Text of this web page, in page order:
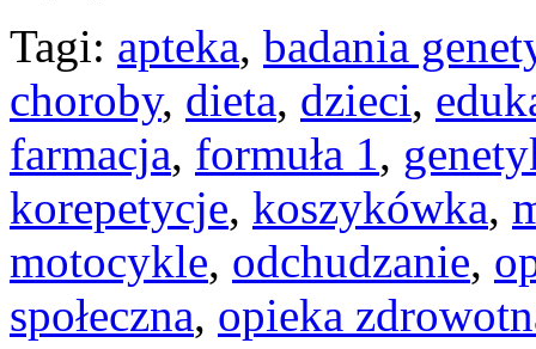
Tagi: apteka, badania
choroby, dieta, dzieci,
farmacja, formuła 1,
korepetycje, koszykówka,
motocykle, odchudzanie,
społeczna, opieka